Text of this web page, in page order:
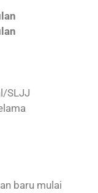
SLJJ
baru mulai